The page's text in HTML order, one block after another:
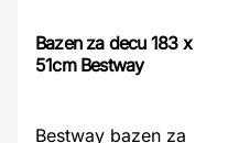
Bazen za decu 183 x
51cm Bestway
Bestway bazen za